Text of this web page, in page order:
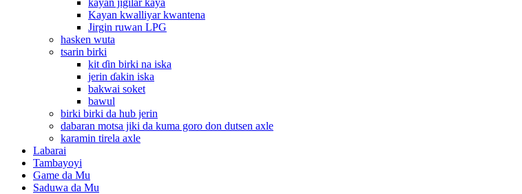
kayan jigilar kaya
Kayan kwalliyar kwantena
Jirgin ruwan LPG
hasken wuta
tsarin birki
kit ɗin birki na iska
jerin ɗakin iska
bakwai soket
bawul
birki birki da hub jerin
dabaran motsa jiki da kuma goro don dutsen axle
karamin tirela axle
Labarai
Tambayoyi
Game da Mu
Saduwa da Mu